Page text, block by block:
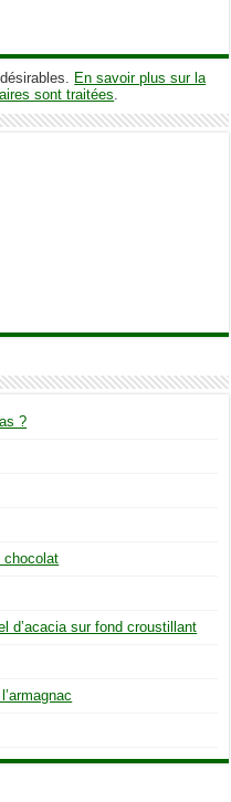
En savoir plus sur la
sont traitées.
?
chocolat
d’acacia sur fond croustillant